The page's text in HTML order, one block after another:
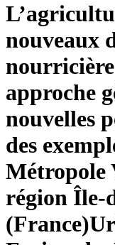
nouveaux
approche
nouvelles
des
Métropole
région Île-
(France)